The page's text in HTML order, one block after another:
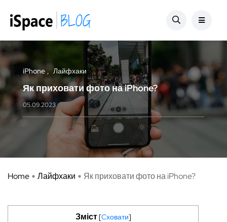
iPhone Лайфхаки
Як приховати фото на iPhone?
05.09.2023
Home Лайфхаки Як приховати фото на iPhone?
Зміст[Cховати]